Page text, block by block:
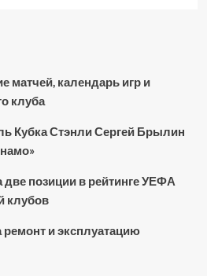
матчей, календарь игр и
клуба
Кубка Стэнли Сергей Брылин
позиции в рейтинге УЕФА
клубов
ремонт и эксплуатацию